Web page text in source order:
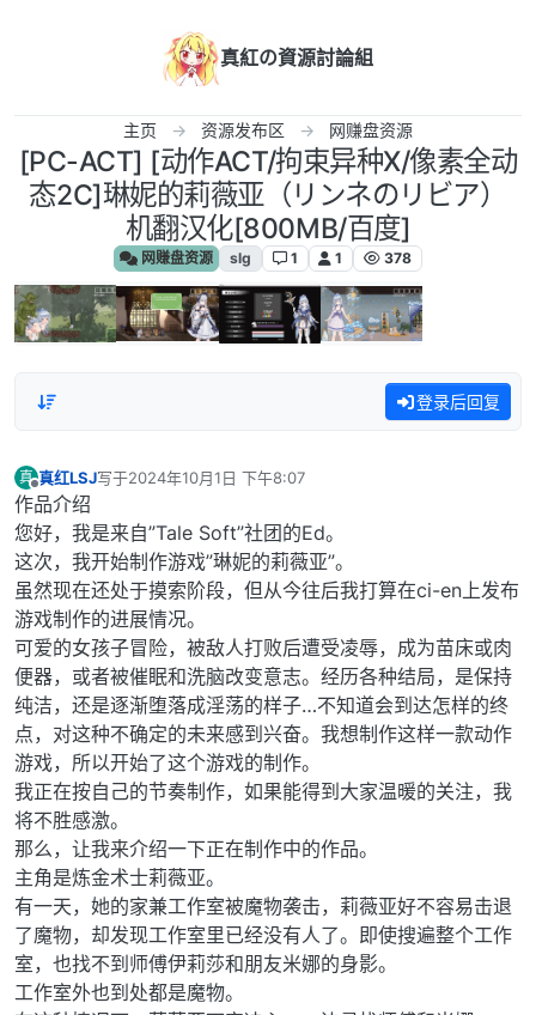
真紅の資源討論組
主页 资源发布区 网赚盘资源
[PC-ACT] [动作ACT/拘束异种X/像素全动
态2C]琳妮的莉薇亚（リンネのリビア）
机翻汉化[800MB/百度]
网赚盘资源 slg 1 1 378
登录后回复
真
离线
真红LSJ写于2024年10月1日 下午8:07
最后由 编辑
作品介绍
您好，我是来自”Tale Soft”社团的Ed。
这次，我开始制作游戏”琳妮的莉薇亚”。
虽然现在还处于摸索阶段，但从今往后我打算在ci-en上发布
游戏制作的进展情况。
可爱的女孩子冒险，被敌人打败后遭受凌辱，成为苗床或肉
便器，或者被催眠和洗脑改变意志。经历各种结局，是保持
纯洁，还是逐渐堕落成淫荡的样子…不知道会到达怎样的终
点，对这种不确定的未来感到兴奋。我想制作这样一款动作
游戏，所以开始了这个游戏的制作。
我正在按自己的节奏制作，如果能得到大家温暖的关注，我
将不胜感激。
那么，让我来介绍一下正在制作中的作品。
主角是炼金术士莉薇亚。
有一天，她的家兼工作室被魔物袭击，莉薇亚好不容易击退
了魔物，却发现工作室里已经没有人了。即使搜遍整个工作
室，也找不到师傅伊莉莎和朋友米娜的身影。
工作室外也到处都是魔物。